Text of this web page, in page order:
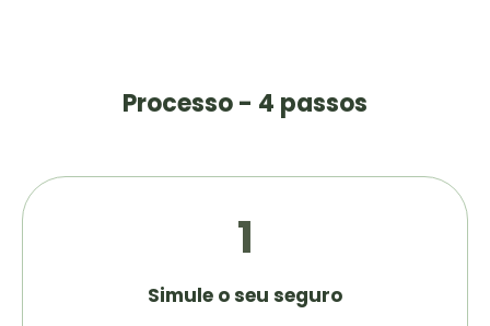
Processo - 4 passos
1
Simule o seu seguro